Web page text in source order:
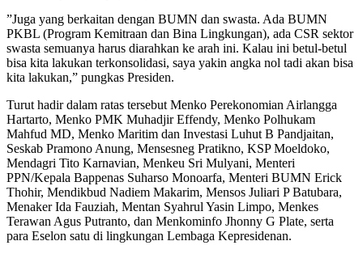
”Juga yang berkaitan dengan BUMN dan swasta. Ada BUMN
PKBL (Program Kemitraan dan Bina Lingkungan), ada CSR sektor
swasta semuanya harus diarahkan ke arah ini. Kalau ini betul-betul
bisa kita lakukan terkonsolidasi, saya yakin angka nol tadi akan bisa
kita lakukan,” pungkas Presiden.
Turut hadir dalam ratas tersebut Menko Perekonomian Airlangga
Hartarto, Menko PMK Muhadjir Effendy, Menko Polhukam
Mahfud MD, Menko Maritim dan Investasi Luhut B Pandjaitan,
Seskab Pramono Anung, Mensesneg Pratikno, KSP Moeldoko,
Mendagri Tito Karnavian, Menkeu Sri Mulyani, Menteri
PPN/Kepala Bappenas Suharso Monoarfa, Menteri BUMN Erick
Thohir, Mendikbud Nadiem Makarim, Mensos Juliari P Batubara,
Menaker Ida Fauziah, Mentan Syahrul Yasin Limpo, Menkes
Terawan Agus Putranto, dan Menkominfo Jhonny G Plate, serta
para Eselon satu di lingkungan Lembaga Kepresidenan.